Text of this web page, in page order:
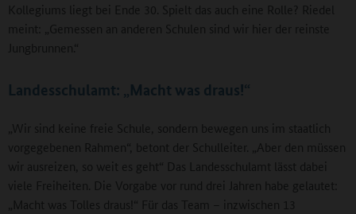
Kollegiums liegt bei Ende 30. Spielt das auch eine Rolle? Riedel
meint: „Gemessen an anderen Schulen sind wir hier der reinste
Jungbrunnen.“
Landesschulamt: „Macht was draus!“
„Wir sind keine freie Schule, sondern bewegen uns im staatlich
vorgegebenen Rahmen“, betont der Schulleiter. „Aber den müssen
wir ausreizen, so weit es geht“ Das Landesschulamt lässt dabei
viele Freiheiten. Die Vorgabe vor rund drei Jahren habe gelautet:
„Macht was Tolles draus!“ Für das Team – inzwischen 13